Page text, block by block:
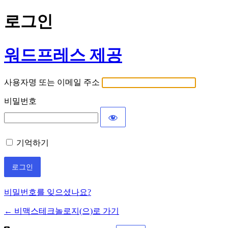
로그인
워드프레스 제공
사용자명 또는 이메일 주소
비밀번호
기억하기
비밀번호를 잊으셨나요?
← 비맥스테크놀로지(으)로 가기